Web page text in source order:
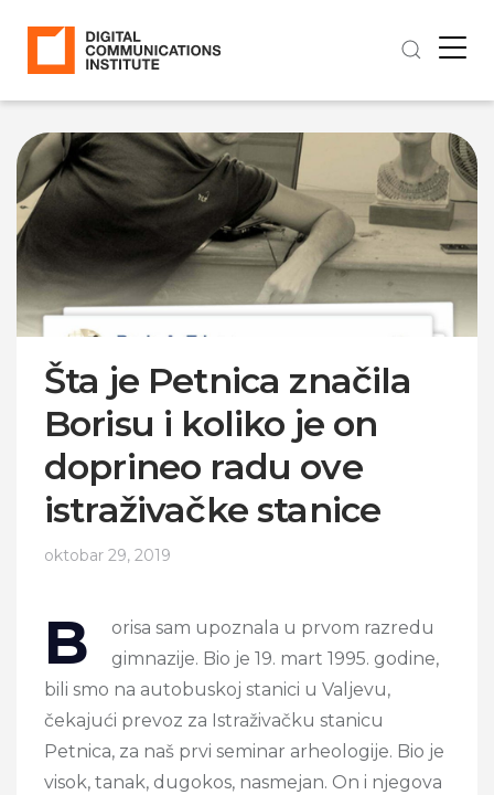
Šta je Petnica značila
Borisu i koliko je on
doprineo radu ove
istraživačke stanice
oktobar 29, 2019
B
orisa sam upoznala u prvom razredu
gimnazije. Bio je 19. mart 1995. godine,
bili smo na autobuskoj stanici u Valjevu,
čekajući prevoz za Istraživačku stanicu
Petnica, za naš prvi seminar arheologije. Bio je
visok, tanak, dugokos, nasmejan. On i njegova